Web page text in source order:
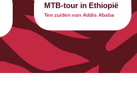
MTB-tour in Ethiopië
Ten zuiden van Addis Ababa